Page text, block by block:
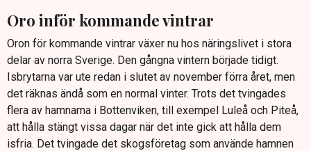
Oro inför kommande vintrar
Oron för kommande vintrar växer nu hos näringslivet i stora
delar av norra Sverige. Den gångna vintern började tidigt.
Isbrytarna var ute redan i slutet av november förra året, men
det räknas ändå som en normal vinter. Trots det tvingades
flera av hamnarna i Bottenviken, till exempel Luleå och Piteå,
att hålla stängt vissa dagar när det inte gick att hålla dem
isfria. Det tvingade det skogsföretag som använde hamnen